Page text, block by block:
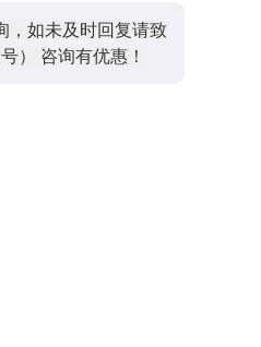
，如未及时回复请致
） 咨询有优惠！